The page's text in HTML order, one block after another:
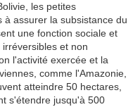
les petites
à assurer la subsistance du
une fonction sociale et
et non
l'activité exercée et la
comme l'Amazonie,
atteindre 50 hectares,
s'étendre jusqu'à 500